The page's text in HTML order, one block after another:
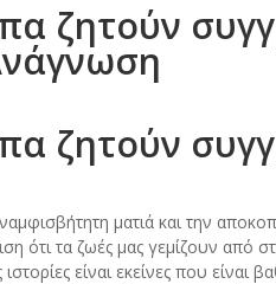
ζητούν
ζητούν
ματιά και την
ότι τα ζωές μας γεμίζουν από
είναι εκείνες που είναι